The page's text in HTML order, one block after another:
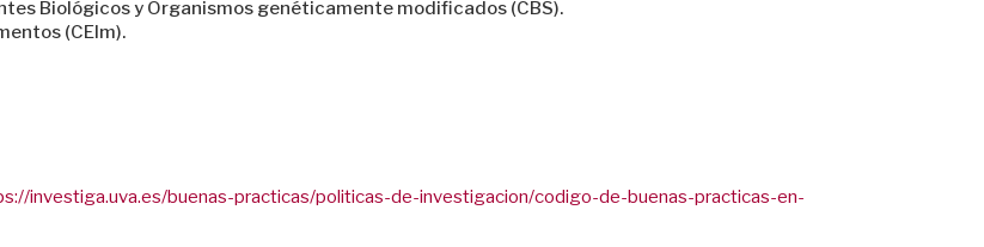
Biológicos y Organismos genéticamente modificados (CBS).
(CEIm).
investiga.uva.es/buenas-practicas/politicas-de-investigacion/codigo-de-buenas-practicas-en-